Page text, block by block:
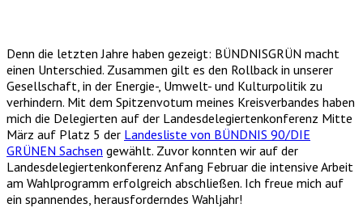
Denn die letzten Jahre haben gezeigt: BÜNDNISGRÜN macht
einen Unterschied. Zusammen gilt es den Rollback in unserer
Gesellschaft, in der Energie-, Umwelt- und Kulturpolitik zu
verhindern. Mit dem Spitzenvotum meines Kreisverbandes haben
mich die Delegierten auf der Landesdelegiertenkonferenz Mitte
März auf Platz 5 der Landesliste von BÜNDNIS 90/DIE
GRÜNEN Sachsen gewählt. Zuvor konnten wir auf der
Landesdelegiertenkonferenz Anfang Februar die intensive Arbeit
am Wahlprogramm erfolgreich abschließen. Ich freue mich auf
ein spannendes, herausforderndes Wahljahr!